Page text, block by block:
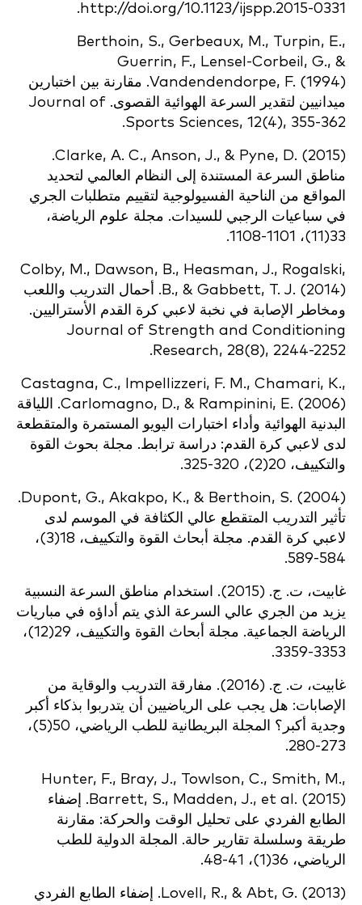
http://doi.org/10.1123/ijspp.2015-0331.
Berthoin, S., Gerbeaux, M., Turpin, E.,
Guerrin, F., Lensel-Corbeil, G., &
Vandendendorpe, F. (1994). مقارنة بين اختبارين
ميدانيين لتقدير السرعة الهوائية القصوى. Journal of
Sports Sciences, 12(4), 355-362.
Clarke, A. C., Anson, J., & Pyne, D. (2015).
مناطق السرعة المستندة إلى النظام العالمي لتحديد
المواقع من الناحية الفسيولوجية لتقييم متطلبات الجري
في سباعيات الرجبي للسيدات. مجلة علوم الرياضة،
33(11)، 1101-1108.
Colby, M., Dawson, B., Heasman, J., Rogalski,
B., & Gabbett, T. J. (2014). أحمال التدريب واللعب
ومخاطر الإصابة في نخبة لاعبي كرة القدم الأستراليين.
Journal of Strength and Conditioning
Research, 28(8), 2244-2252.
Castagna, C., Impellizzeri, F. M., Chamari, K.,
Carlomagno, D., & Rampinini, E. (2006). اللياقة
البدنية الهوائية وأداء اختبارات اليويو المستمرة والمتقطعة
لدى لاعبي كرة القدم: دراسة ترابط. مجلة بحوث القوة
والتكييف، 20(2)، 320-325.
Dupont, G., Akakpo, K., & Berthoin, S. (2004).
تأثير التدريب المتقطع عالي الكثافة في الموسم لدى
لاعبي كرة القدم. مجلة أبحاث القوة والتكييف، 18(3)،
584-589.
غابيت، ت. ج. (2015). استخدام مناطق السرعة النسبية
يزيد من الجري عالي السرعة الذي يتم أداؤه في مباريات
الرياضة الجماعية. مجلة أبحاث القوة والتكييف، 29(12)،
3353-3359.
غابيت، ت. ج. (2016). مفارقة التدريب والوقاية من
الإصابات: هل يجب على الرياضيين أن يتدربوا بذكاء أكبر
وجدية أكبر؟ المجلة البريطانية للطب الرياضي، 50(5)،
273-280.
Hunter, F., Bray, J., Towlson, C., Smith, M.,
Barrett, S., Madden, J., et al. (2015). إضفاء
الطابع الفردي على تحليل الوقت والحركة: مقارنة
طريقة وسلسلة تقارير حالة. المجلة الدولية للطب
الرياضي، 36(1)، 41-48.
Lovell, R., & Abt, G. (2013). إضفاء الطابع الفردي